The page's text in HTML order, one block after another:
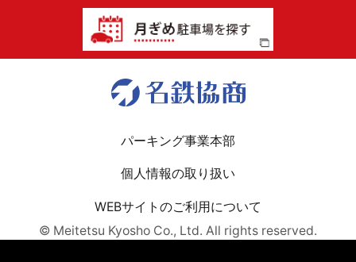
パーキング事業本部
個人情報の取り扱い
WEBサイトのご利用について
© Meitetsu Kyosho Co., Ltd. All rights reserved.